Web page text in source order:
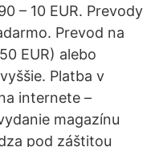
– 10 EUR. Prevody
Prevod na
EUR) alebo
Platba v
internete –
magazínu
pod záštitou